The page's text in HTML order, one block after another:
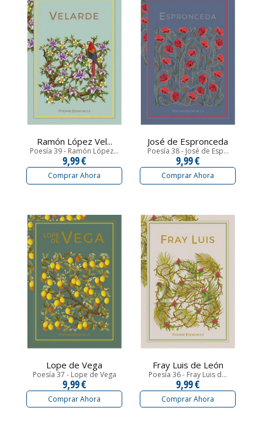
Ramón López Vel...
Poesía 39 - Ramón López...
9,99 €
Comprar Ahora
José de Espronceda
Poesía 38 - José de Esp...
9,99 €
Comprar Ahora
Lope de Vega
Poesía 37 - Lope de Vega
9,99 €
Comprar Ahora
Fray Luis de León
Poesía 36 - Fray Luis d...
9,99 €
Comprar Ahora